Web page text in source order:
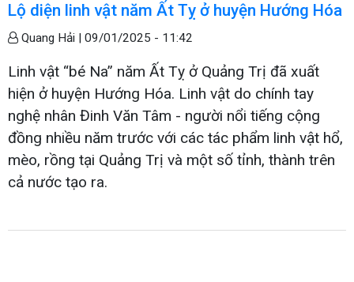
Lộ diện linh vật năm Ất Tỵ ở huyện Hướng Hóa
Quang Hải | 09/01/2025 - 11:42
Linh vật “bé Na” năm Ất Tỵ ở Quảng Trị đã xuất
hiện ở huyện Hướng Hóa. Linh vật do chính tay
nghệ nhân Đinh Văn Tâm - người nổi tiếng cộng
đồng nhiều năm trước với các tác phẩm linh vật hổ,
mèo, rồng tại Quảng Trị và một số tỉnh, thành trên
cả nước tạo ra.